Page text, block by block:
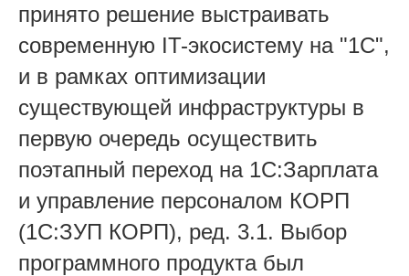
принято решение выстраивать
современную IT-экосистему на "1С",
и в рамках оптимизации
существующей инфраструктуры в
первую очередь осуществить
поэтапный переход на 1С:Зарплата
и управление персоналом КОРП
(1С:ЗУП КОРП), ред. 3.1. Выбор
программного продукта был